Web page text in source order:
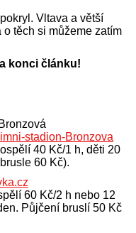
Vltava a větší
těch si můžeme zatím
konci článku!
stadion-Bronzova
40 Kč/1 h, děti 20
60 Kč).
60 Kč/2 h nebo 12
Půjčení bruslí 50 Kč